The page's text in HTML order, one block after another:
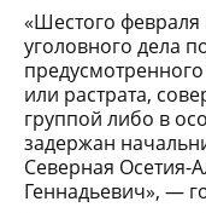
«Шестого
уголовного дела
или растрата,
группой либо в
задержан
Северная
Геннадьевич», —